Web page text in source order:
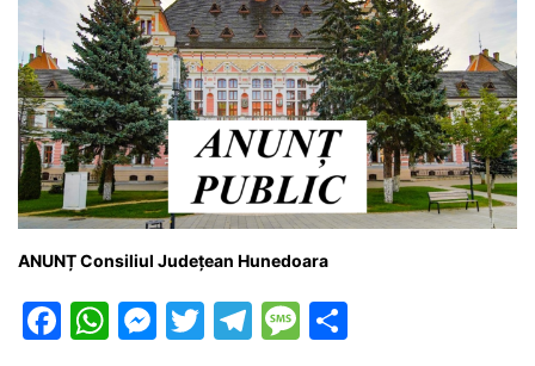
ANUNȚ Consiliul Județean Hunedoara
F
W M T
T
M